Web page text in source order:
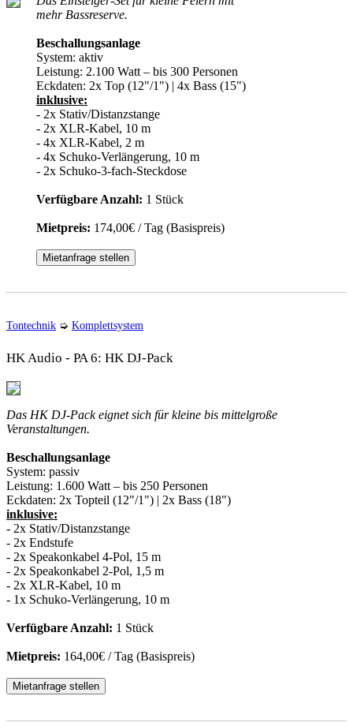
mehr Bassreserve.
Beschallungsanlage
System: aktiv
Leistung: 2.100 Watt – bis 300 Personen
Eckdaten: 2x Top (12"/1") | 4x Bass (15")
inklusive:
- 2x Stativ/Distanzstange
- 2x XLR-Kabel, 10 m
- 4x XLR-Kabel, 2 m
- 4x Schuko-Verlängerung, 10 m
- 2x Schuko-3-fach-Steckdose
Verfügbare Anzahl: 1 Stück
Mietpreis: 174,00€ / Tag (Basispreis)
Mietanfrage stellen
Tontechnik ➭ Komplettsystem
HK Audio - PA 6: HK DJ-Pack
Das HK DJ-Pack eignet sich für kleine bis mittelgroße
Veranstaltungen.
Beschallungsanlage
System: passiv
Leistung: 1.600 Watt – bis 250 Personen
Eckdaten: 2x Topteil (12"/1") | 2x Bass (18")
inklusive:
- 2x Stativ/Distanzstange
- 2x Endstufe
- 2x Speakonkabel 4-Pol, 15 m
- 2x Speakonkabel 2-Pol, 1,5 m
- 2x XLR-Kabel, 10 m
- 1x Schuko-Verlängerung, 10 m
Verfügbare Anzahl: 1 Stück
Mietpreis: 164,00€ / Tag (Basispreis)
Mietanfrage stellen